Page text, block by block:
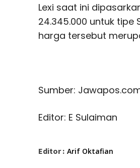
Lexi saat ini
24.345.000 untuk tipe
harga tersebut
Sumber:
Editor: E Sulaiman
Editor : Arif Oktafian